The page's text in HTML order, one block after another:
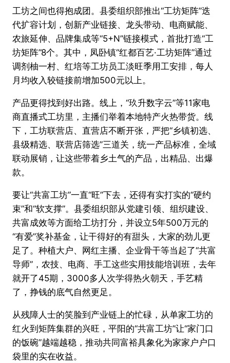
工坊之间也得抱成团。县委组织部推出“工坊矩阵”迭
代扩容计划，创新产业链接、龙头带动、电商赋能、
农旅延伸、品牌集成等“5+N”链接模式，首批打造“工
坊矩阵”8个。其中，凤卧镇“红都百艺·工坊矩阵”通过
调剂柚一村、红培等工坊员工淡旺季用工安排，每人
月均收入较链接前增加500元以上。
产品更得找到好出路。线上，“玖升数字云”等11家电
商直播式工坊里，主播们举着本地特产火热带货。线
下，工坊联营店、直营店不断开张，严把“乡镇初选、
县级精选、联营店筛选”三道关，统一产品标准，全域
联动展销，让这些带着乡土气的产品，出精品、出爆
款。
要让“共富工坊”一直“旺”下去，还得有实打实的“硬约
束”和“软支撑”。县委组织部从党建引领、组织建设、
共富成效等方面给工坊打分，并设立5年500万元的
“有爱”奖补基金，让干得好的有甜头，大家的劲儿更
足了。种植大户、网红主播、企业骨干等当起了“共富
导师”，农技、电商、手工这些实用技能培训班，去年
就开了45期，3000多人次学得热火朝天，手艺精
了，挣钱的底气自然更足。
从残障人士的笑脸到产业链上的忙碌，从单家工坊的
红火到矩阵集群的兴旺，平阳的“共富工坊”让“家门口
的饭碗”越端越稳，推动共同富裕具象化为家家户户口
袋里的实在收益。